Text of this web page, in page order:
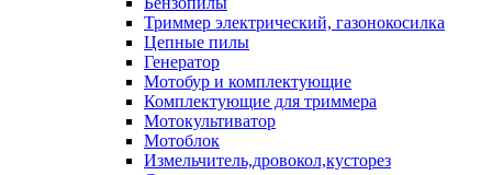
Триммер электрический, газонокосилка
Цепные пилы
Генератор
Мотобур и комплектующие
Комплектующие для триммера
Мотокультиватор
Мотоблок
Измельчитель,дровокол,кусторез